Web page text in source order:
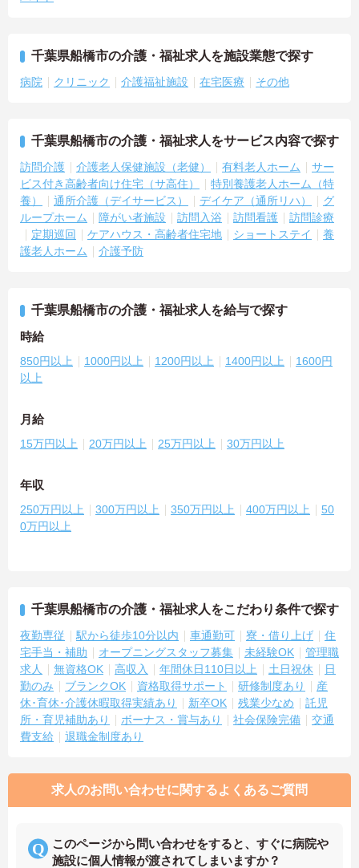
千葉県船橋市の介護・福祉求人を施設業態で探す
病院 クリニック 介護福祉施設 在宅医療 その他
千葉県船橋市の介護・福祉求人をサービス内容で探す
訪問介護 介護老人保健施設（老健） 有料老人ホーム
サー
ビス付き高齢者向け住宅（サ高住）
特別養護老人ホーム（特
養）
通所介護（デイサービス） デイケア（通所リハ）
グ
ループホーム
障がい者施設 訪問入浴 訪問看護
訪問診療
定期巡回
ケアハウス・高齢者住宅地 ショートステイ
養
護老人ホーム
介護予防
千葉県船橋市の介護・福祉求人を給与で探す
時給
850円以上 1000円以上 1200円以上 1400円以上
1600円
以上
月給
15万円以上 20万円以上 25万円以上 30万円以上
年収
250万円以上 300万円以上 350万円以上 400万円以上
50
0万円以上
千葉県船橋市の介護・福祉求人をこだわり条件で探す
夜勤専従 駅から徒歩10分以内 車通勤可 寮・借り上げ
住
宅手当・補助
オープニングスタッフ募集 未経験OK
管理職
求人
無資格OK 高収入 年間休日110日以上 土日祝休
日
勤のみ
ブランクOK 資格取得サポート 研修制度あり
産
休･育休･介護休暇取得実績あり
新卒OK 残業少なめ
託児
所・育児補助あり
ボーナス・賞与あり 社会保険完備
交通
費支給
退職金制度あり
求人のお問い合わせに関するよくあるご質問
このページから問い合わせをすると、すぐに病院や
施設に個人情報が渡されてしまいますか？